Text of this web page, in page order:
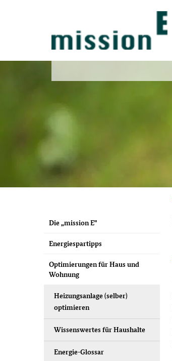
Die „mission E"
Energiespartipps
Optimierungen für Haus und
Wohnung
Heizungsanlage (selber)
optimieren
Wissenswertes für Haushalte
Energie-Glossar